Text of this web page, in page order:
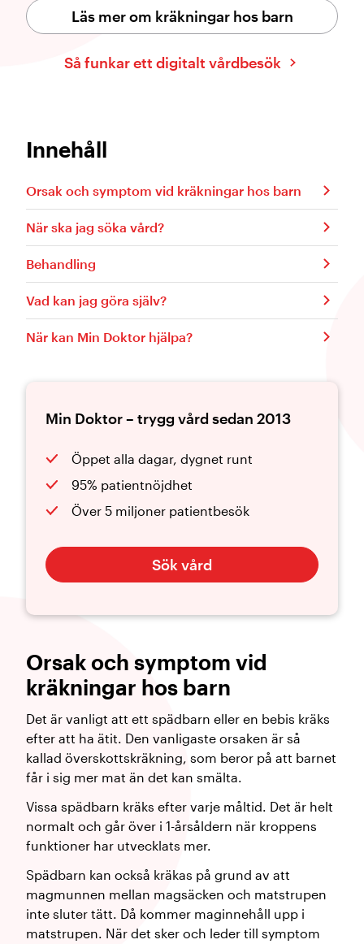
Läs mer om kräkningar hos barn
Så funkar ett digitalt vårdbesök
Orsak och symptom vid
kräkningar hos barn
Det är vanligt att ett spädbarn eller en bebis kräks
efter att ha ätit. Den vanligaste orsaken är så
kallad överskottskräkning, som beror på att barnet
får i sig mer mat än det kan smälta.
Vissa spädbarn kräks efter varje måltid. Det är helt
normalt och går över i 1-årsåldern när kroppens
funktioner har utvecklats mer.
Spädbarn kan också kräkas på grund av att
magmunnen mellan magsäcken och matstrupen
inte sluter tätt. Då kommer maginnehåll upp i
matstrupen. När det sker och leder till symptom
Innehåll
Orsak och symptom vid kräkningar hos barn
När ska jag söka vård?
Behandling
Vad kan jag göra själv?
När kan Min Doktor hjälpa?
Min Doktor – trygg vård sedan 2013
Öppet alla dagar, dygnet runt
95% patientnöjdhet
Över 5 miljoner patientbesök
Sök vård